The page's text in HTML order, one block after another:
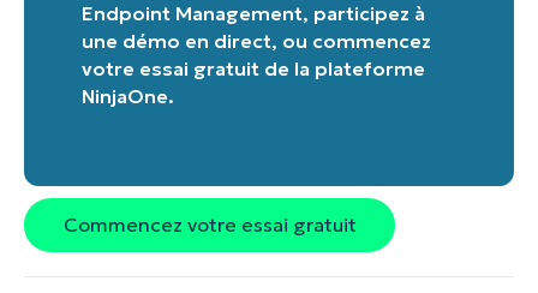
Endpoint Management, participez à
une démo en direct, ou commencez
votre essai gratuit de la plateforme
NinjaOne.
Commencez votre essai gratuit
Commencez votre essai de 14 jours
Pas de carte de crédit requise, accès complet à